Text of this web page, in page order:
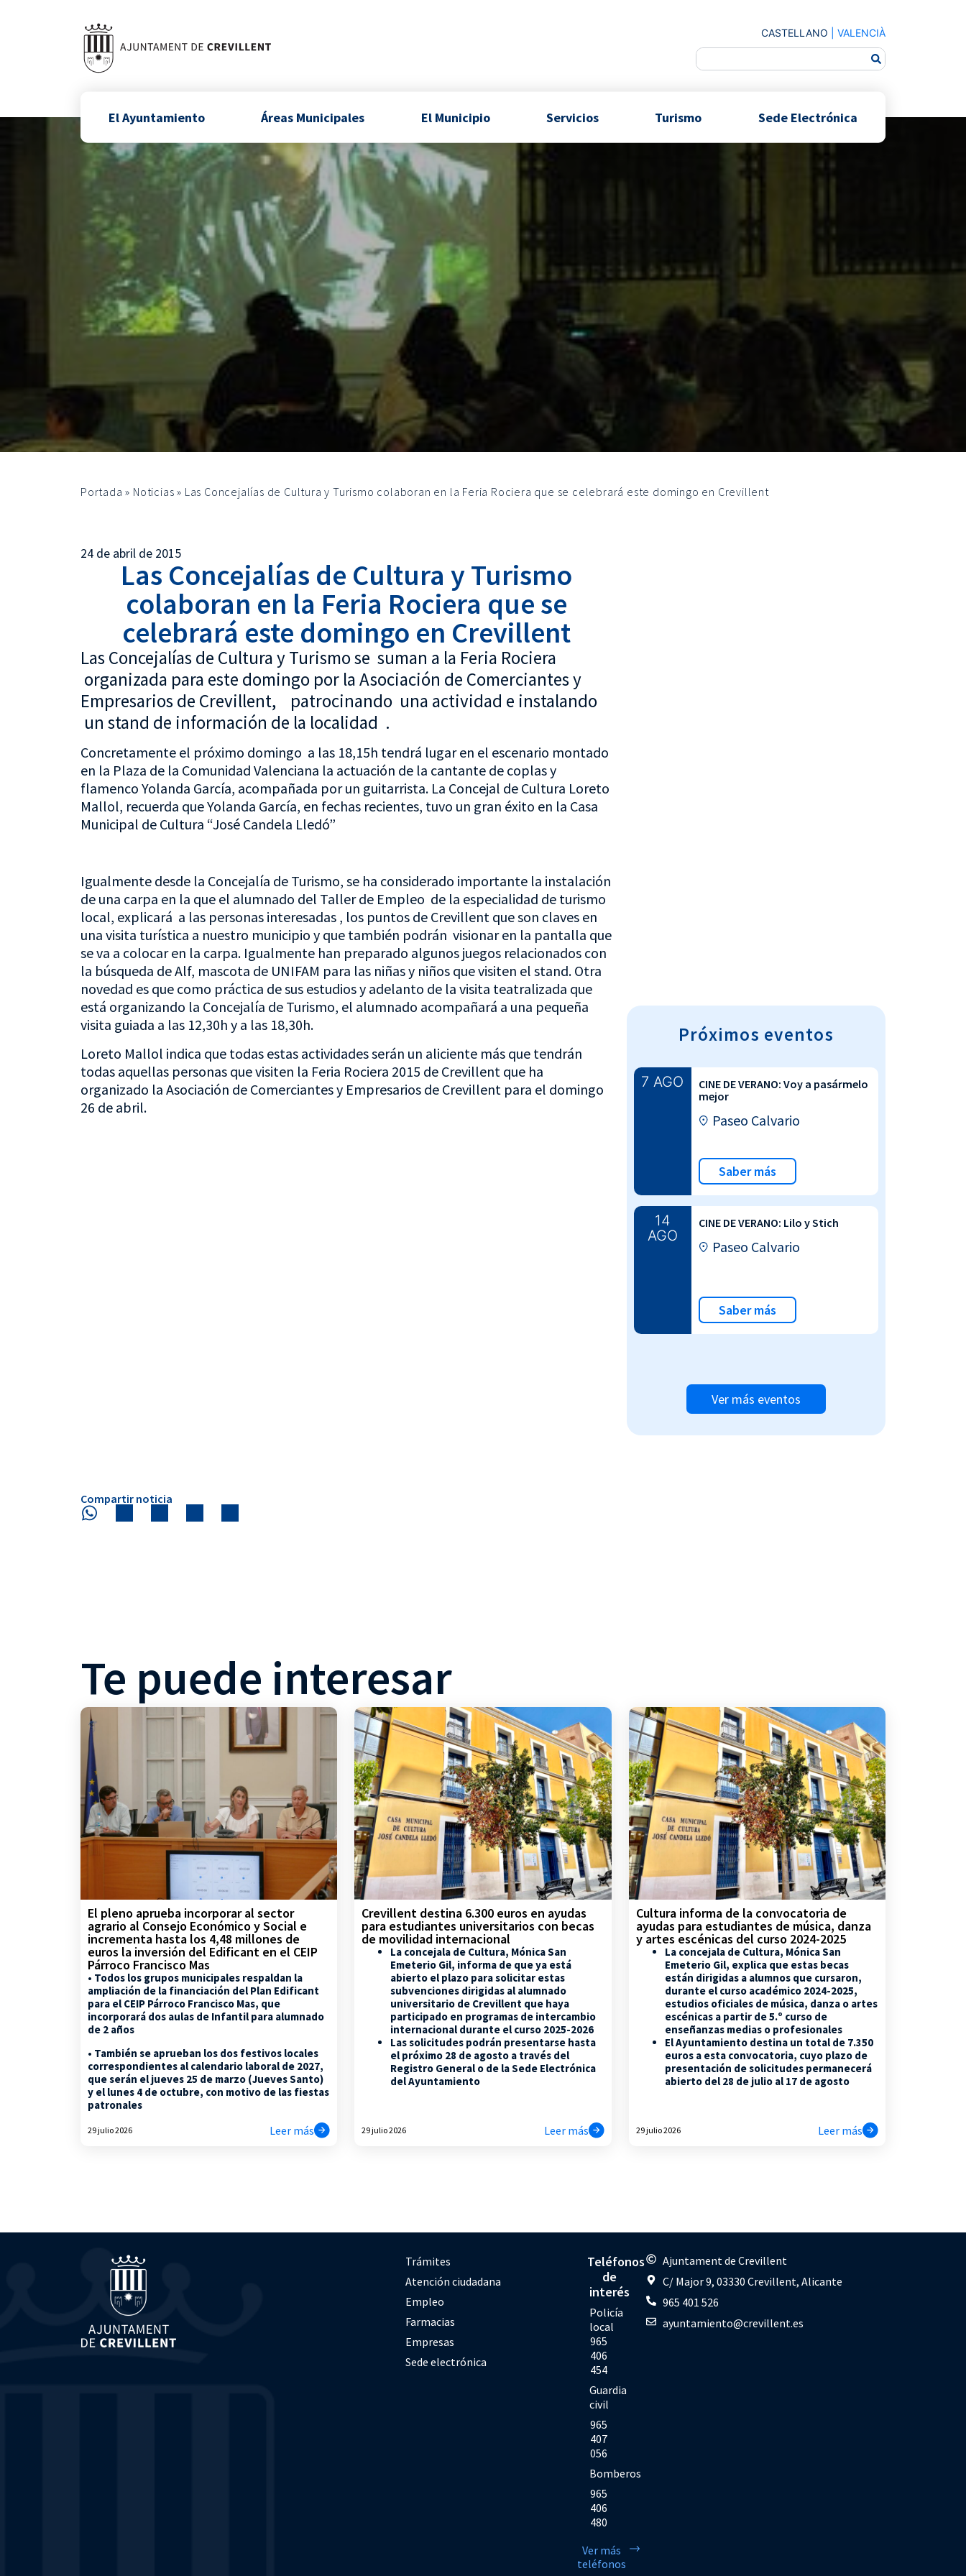
CASTELLANO VALENCIÀ
El Ayuntamiento Áreas Municipales El Municipio Servicios Turismo Sede Electrónica
Portada » Noticias » Las Concejalías de Cultura y Turismo colaboran en la Feria Rociera que se celebrará este domingo en Crevillent
24 de abril de 2015
Las Concejalías de Cultura y Turismo
colaboran en la Feria Rociera que se
celebrará este domingo en Crevillent
Las Concejalías de Cultura y Turismo se suman a la Feria Rociera
organizada para este domingo por la Asociación de Comerciantes y
Empresarios de Crevillent, patrocinando una actividad e instalando
un stand de información de la localidad .
Concretamente el próximo domingo a las 18,15h tendrá lugar en el escenario montado
en la Plaza de la Comunidad Valenciana la actuación de la cantante de coplas y
flamenco Yolanda García, acompañada por un guitarrista. La Concejal de Cultura Loreto
Mallol, recuerda que Yolanda García, en fechas recientes, tuvo un gran éxito en la Casa
Municipal de Cultura “José Candela Lledó”
Igualmente desde la Concejalía de Turismo, se ha considerado importante la instalación
de una carpa en la que el alumnado del Taller de Empleo de la especialidad de turismo
local, explicará a las personas interesadas , los puntos de Crevillent que son claves en
una visita turística a nuestro municipio y que también podrán visionar en la pantalla que
se va a colocar en la carpa. Igualmente han preparado algunos juegos relacionados con
la búsqueda de Alf, mascota de UNIFAM para las niñas y niños que visiten el stand. Otra
novedad es que como práctica de sus estudios y adelanto de la visita teatralizada que
está organizando la Concejalía de Turismo, el alumnado acompañará a una pequeña
visita guiada a las 12,30h y a las 18,30h.
Loreto Mallol indica que todas estas actividades serán un aliciente más que tendrán
todas aquellas personas que visiten la Feria Rociera 2015 de Crevillent que ha
organizado la Asociación de Comerciantes y Empresarios de Crevillent para el domingo
26 de abril.
Próximos eventos
7 AGO
CINE DE VERANO: Voy a pasármelo
mejor
Paseo Calvario
Saber más
14
AGO
CINE DE VERANO: Lilo y Stich
Paseo Calvario
Saber más
Ver más eventos
Compartir noticia
Te puede interesar
El pleno aprueba incorporar al sector
agrario al Consejo Económico y Social e
incrementa hasta los 4,48 millones de
euros la inversión del Edificant en el CEIP
Párroco Francisco Mas
• Todos los grupos municipales respaldan la
ampliación de la financiación del Plan Edificant
para el CEIP Párroco Francisco Mas, que
incorporará dos aulas de Infantil para alumnado
de 2 años
• También se aprueban los dos festivos locales
correspondientes al calendario laboral de 2027,
que serán el jueves 25 de marzo (Jueves Santo)
y el lunes 4 de octubre, con motivo de las fiestas
patronales
29 julio 2026 Leer más
Crevillent destina 6.300 euros en ayudas
para estudiantes universitarios con becas
de movilidad internacional
La concejala de Cultura, Mónica San
Emeterio Gil, informa de que ya está
abierto el plazo para solicitar estas
subvenciones dirigidas al alumnado
universitario de Crevillent que haya
participado en programas de intercambio
internacional durante el curso 2025-2026
Las solicitudes podrán presentarse hasta
el próximo 28 de agosto a través del
Registro General o de la Sede Electrónica
del Ayuntamiento
29 julio 2026 Leer más
Cultura informa de la convocatoria de
ayudas para estudiantes de música, danza
y artes escénicas del curso 2024-2025
La concejala de Cultura, Mónica San
Emeterio Gil, explica que estas becas
están dirigidas a alumnos que cursaron,
durante el curso académico 2024-2025,
estudios oficiales de música, danza o artes
escénicas a partir de 5.º curso de
enseñanzas medias o profesionales
El Ayuntamiento destina un total de 7.350
euros a esta convocatoria, cuyo plazo de
presentación de solicitudes permanecerá
abierto del 28 de julio al 17 de agosto
29 julio 2026 Leer más
Trámites
Atención ciudadana
Empleo
Farmacias
Empresas
Sede electrónica
Teléfonos
de
interés
Policía
local
965
406
454
Guardia
civil
965
407
056
Bomberos
965
406
480
Ver más
teléfonos
Ajuntament de Crevillent
C/ Major 9, 03330 Crevillent, Alicante
965 401 526
ayuntamiento@crevillent.es